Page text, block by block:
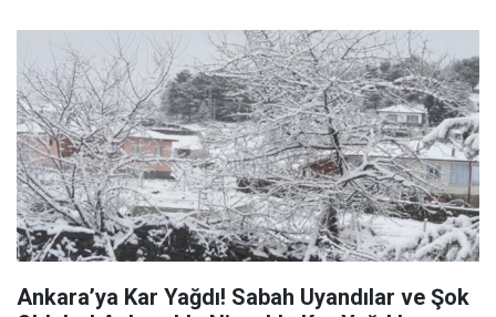
Ankara’ya Kar Yağdı! Sabah Uyandılar ve Şok